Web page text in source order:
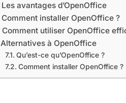
Les avantages d’OpenOffice
Comment installer OpenOffice ?
Comment utiliser OpenOffice
Alternatives à OpenOffice
Qu’est-ce qu’OpenOffice ?
Comment installer OpenOffice ?